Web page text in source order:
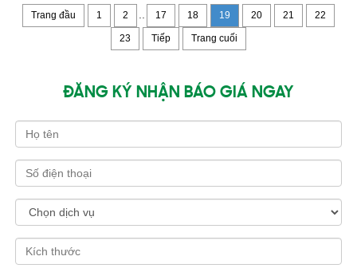
Trang đầu 1 2 17 18 19 20 21 22
23 Tiếp Trang cuối
ĐĂNG KÝ NHẬN BÁO GIÁ NGAY